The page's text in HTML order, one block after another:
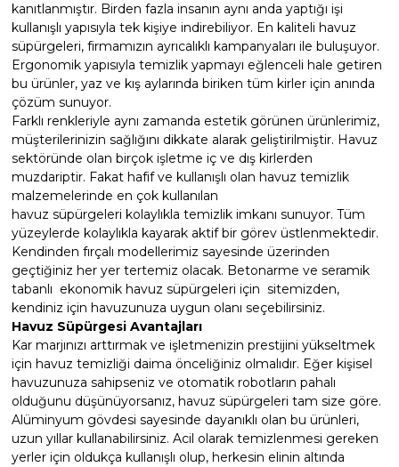
Havuz
Kapağı
Havuz Pompa
Havuz
Jakuzi Sauna
Kartuş Filtreler
Kuvars Cam
Olimpik Havuz
Yangın Pompası
kanıtlanmıştır. Birden fazla insanın aynı anda yaptığı işi
kullanışlı yapısıyla tek kişiye indirebiliyor. En kaliteli havuz
süpürgeleri, firmamızın ayrıcalıklı kampanyaları ile buluşuyor.
Ergonomik yapısıyla temizlik yapmayı eğlenceli hale getiren
bu ürünler, yaz ve kış aylarında biriken tüm kirler için anında
çözüm sunuyor.
Farklı renkleriyle aynı zamanda estetik görünen ürünlerimiz,
müşterilerinizin sağlığını dikkate alarak geliştirilmiştir. Havuz
sektöründe olan birçok işletme iç ve dış kirlerden
muzdariptir. Fakat hafif ve kullanışlı olan havuz temizlik
malzemelerinde en çok kullanılan
havuz süpürgeleri kolaylıkla temizlik imkanı sunuyor. Tüm
yüzeylerde kolaylıkla kayarak aktif bir görev üstlenmektedir.
Kendinden fırçalı modellerimiz sayesinde üzerinden
geçtiğiniz her yer tertemiz olacak. Betonarme ve seramik
tabanlı ekonomik havuz süpürgeleri için sitemizden,
kendiniz için havuzunuza uygun olanı seçebilirsiniz.
Havuz Süpürgesi Avantajları
Kar marjınızı arttırmak ve işletmenizin prestijini yükseltmek
için havuz temizliği daima önceliğiniz olmalıdır. Eğer kişisel
havuzunuza sahipseniz ve otomatik robotların pahalı
olduğunu düşünüyorsanız, havuz süpürgeleri tam size göre.
Alüminyum gövdesi sayesinde dayanıklı olan bu ürünleri,
uzun yıllar kullanabilirsiniz. Acil olarak temizlenmesi gereken
yerler için oldukça kullanışlı olup, herkesin elinin altında